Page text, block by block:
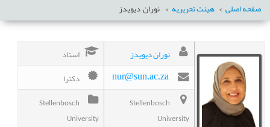
صفحه اصلی هیئت تحریریه نوراندیویدز
نوران دیویدز استاد
nur@sun.ac.za
دکترا
Stellenbosch
University
Stellenbosch
University